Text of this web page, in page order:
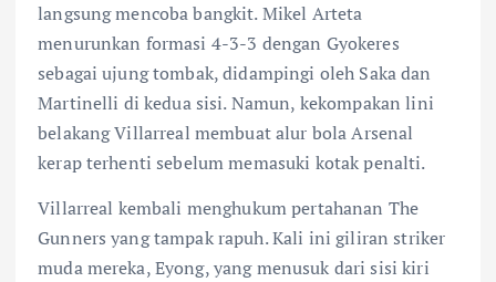
langsung mencoba bangkit. Mikel Arteta
menurunkan formasi 4-3-3 dengan Gyokeres
sebagai ujung tombak, didampingi oleh Saka dan
Martinelli di kedua sisi. Namun, kekompakan lini
belakang Villarreal membuat alur bola Arsenal
kerap terhenti sebelum memasuki kotak penalti.
Villarreal kembali menghukum pertahanan The
Gunners yang tampak rapuh. Kali ini giliran striker
muda mereka, Eyong, yang menusuk dari sisi kiri